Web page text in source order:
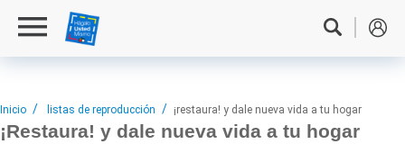
Inicio listas de reproducción ¡restaura! y dale nueva vida a tu hogar
¡Restaura! y dale nueva vida a tu hogar